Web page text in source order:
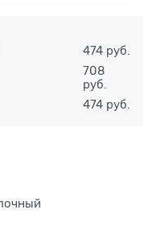
474 руб.
708
руб.
474 руб.